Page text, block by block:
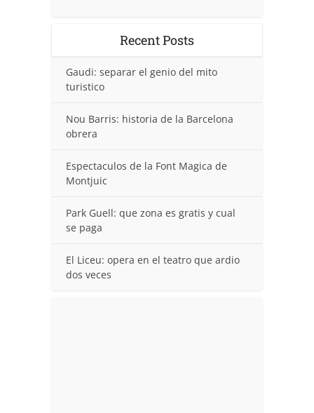
Recent Posts
Gaudi: separar el genio del mito
turistico
Nou Barris: historia de la Barcelona
obrera
Espectaculos de la Font Magica de
Montjuic
Park Guell: que zona es gratis y cual
se paga
El Liceu: opera en el teatro que ardio
dos veces